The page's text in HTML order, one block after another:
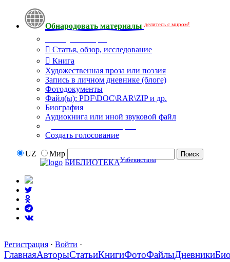
Обнародовать материалы делитесь с миром!
Статья, обзор, исследование
Книга
Художественная проза или поэзия
Запись в личном дневнике (блоге)
Фотодокументы
Файл(ы): PDF\DOC\RAR\ZIP и др.
Биография
Аудиокнига или иной звуковой файл
Создать голосование
UZ
Мир
БИБЛИОТЕКАУзбекистана
Регистрация · Войти ·
ГлавнаяАвторыСтатьиКнигиФотоФайлыДневники